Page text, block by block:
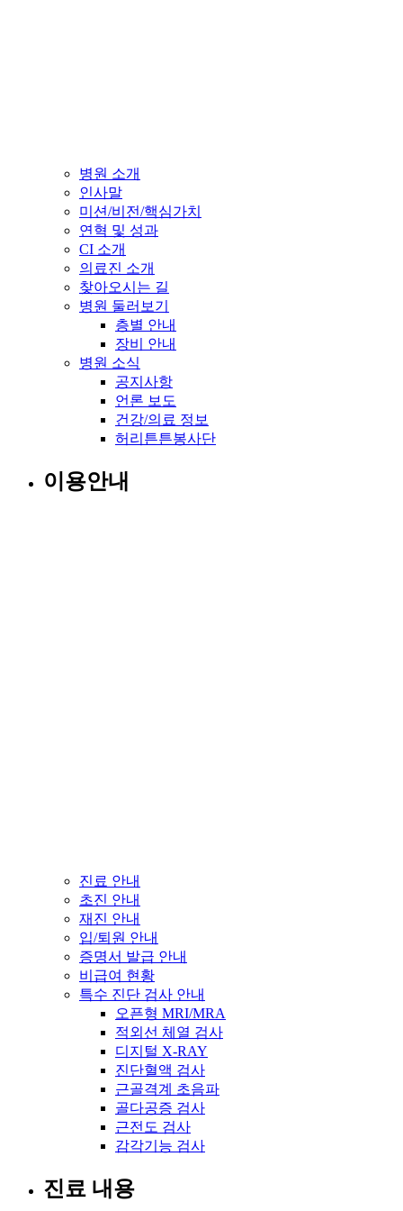
병원 소개
인사말
미션/비전/핵심가치
연혁 및 성과
CI 소개
의료진 소개
찾아오시는 길
병원 둘러보기
층별 안내
장비 안내
병원 소식
공지사항
언론 보도
건강/의료 정보
허리튼튼봉사단
이용안내
진료 안내
초진 안내
재진 안내
입/퇴원 안내
증명서 발급 안내
비급여 현황
특수 진단 검사 안내
오픈형 MRI/MRA
적외선 체열 검사
디지털 X-RAY
진단혈액 검사
근골격계 초음파
골다공증 검사
근전도 검사
감각기능 검사
진료 내용